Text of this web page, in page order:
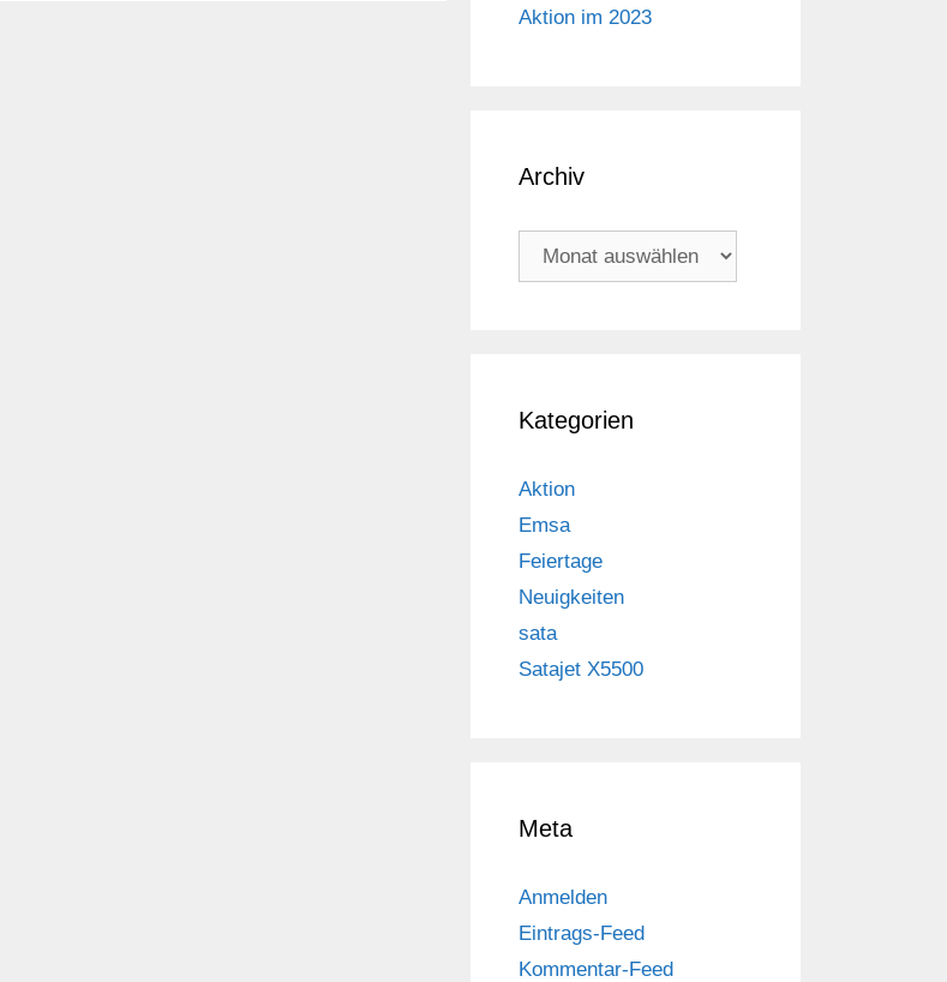
Aktion im 2023
Archiv
Archiv
Kategorien
Aktion
Emsa
Feiertage
Neuigkeiten
sata
Satajet X5500
Meta
Anmelden
Eintrags-Feed
Kommentar-Feed